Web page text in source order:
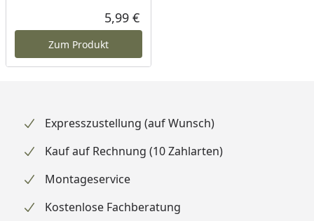
Aktueller Preis
5,99 €
Zum Produkt
Expresszustellung (auf Wunsch)
Kauf auf Rechnung (10 Zahlarten)
Montageservice
Kostenlose Fachberatung